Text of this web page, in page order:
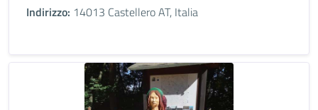
Indirizzo: 14013 Castellero AT, Italia